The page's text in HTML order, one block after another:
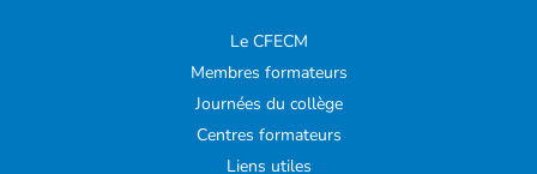
Le CFECM
Membres formateurs
Journées du collège
Centres formateurs
Liens utiles